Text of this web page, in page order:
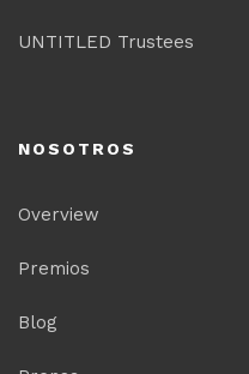
UNTITLED Trustees
NOSOTROS
Overview
Premios
Blog